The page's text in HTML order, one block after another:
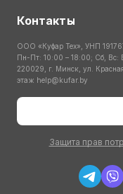
Контакты
ООО «Куфар Тех», УНП
Пн-Пт: 10:00 – 18:00; Сб, Вс:
220029, г. Минск, ул.
этаж help@kufar.by
Защита прав